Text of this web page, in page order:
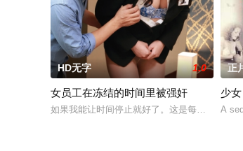
HD无字 1.0
女员工在冻结的时间里被强奸
如果我能让时间停止就好了。这是每个男人
正
少
A